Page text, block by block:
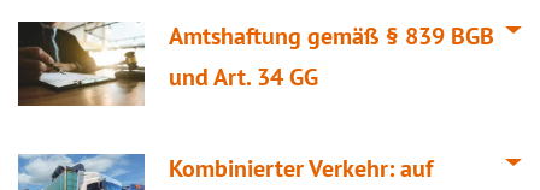
Amtshaftung gemäß § 839 BGB
und Art. 34 GG
Kombinierter Verkehr: auf